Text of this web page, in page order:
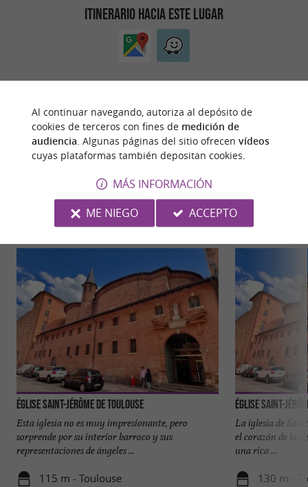
ITINERARIO HACIA ESTE LUGAR
PARA DESCUBRIRALREDEDOR
Descubrir Información Alojamiento
Église Saint-Jérôme de Toulouse
Esta iglesia no es muy impresionante, pero
sorprende por su interior barroco y sus
representaciones de ángeles ...
115 m - Toulouse
Église Saint-
La iglesia de
el corazón de la
una rica ...
130 m -
Al continuar navegando, autoriza al depósito de
cookies de terceros con fines de medición de
audiencia . Algunas páginas del sitio ofrecen vídeos
cuyas plataformas también depositan cookies.
MÁS INFORMACIÓN
ME NIEGO
ACCEPTO